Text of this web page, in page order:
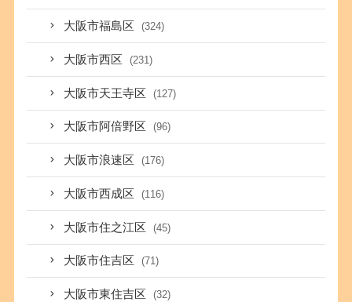
大阪市福島区 (324)
大阪市西区 (231)
大阪市天王寺区 (127)
大阪市阿倍野区 (96)
大阪市浪速区 (176)
大阪市西成区 (116)
大阪市住之江区 (45)
大阪市住吉区 (71)
大阪市東住吉区 (32)